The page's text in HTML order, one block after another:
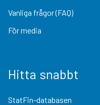
Vanliga frågor (FAQ)
För media
Hitta snabbt
StatFin-databasen